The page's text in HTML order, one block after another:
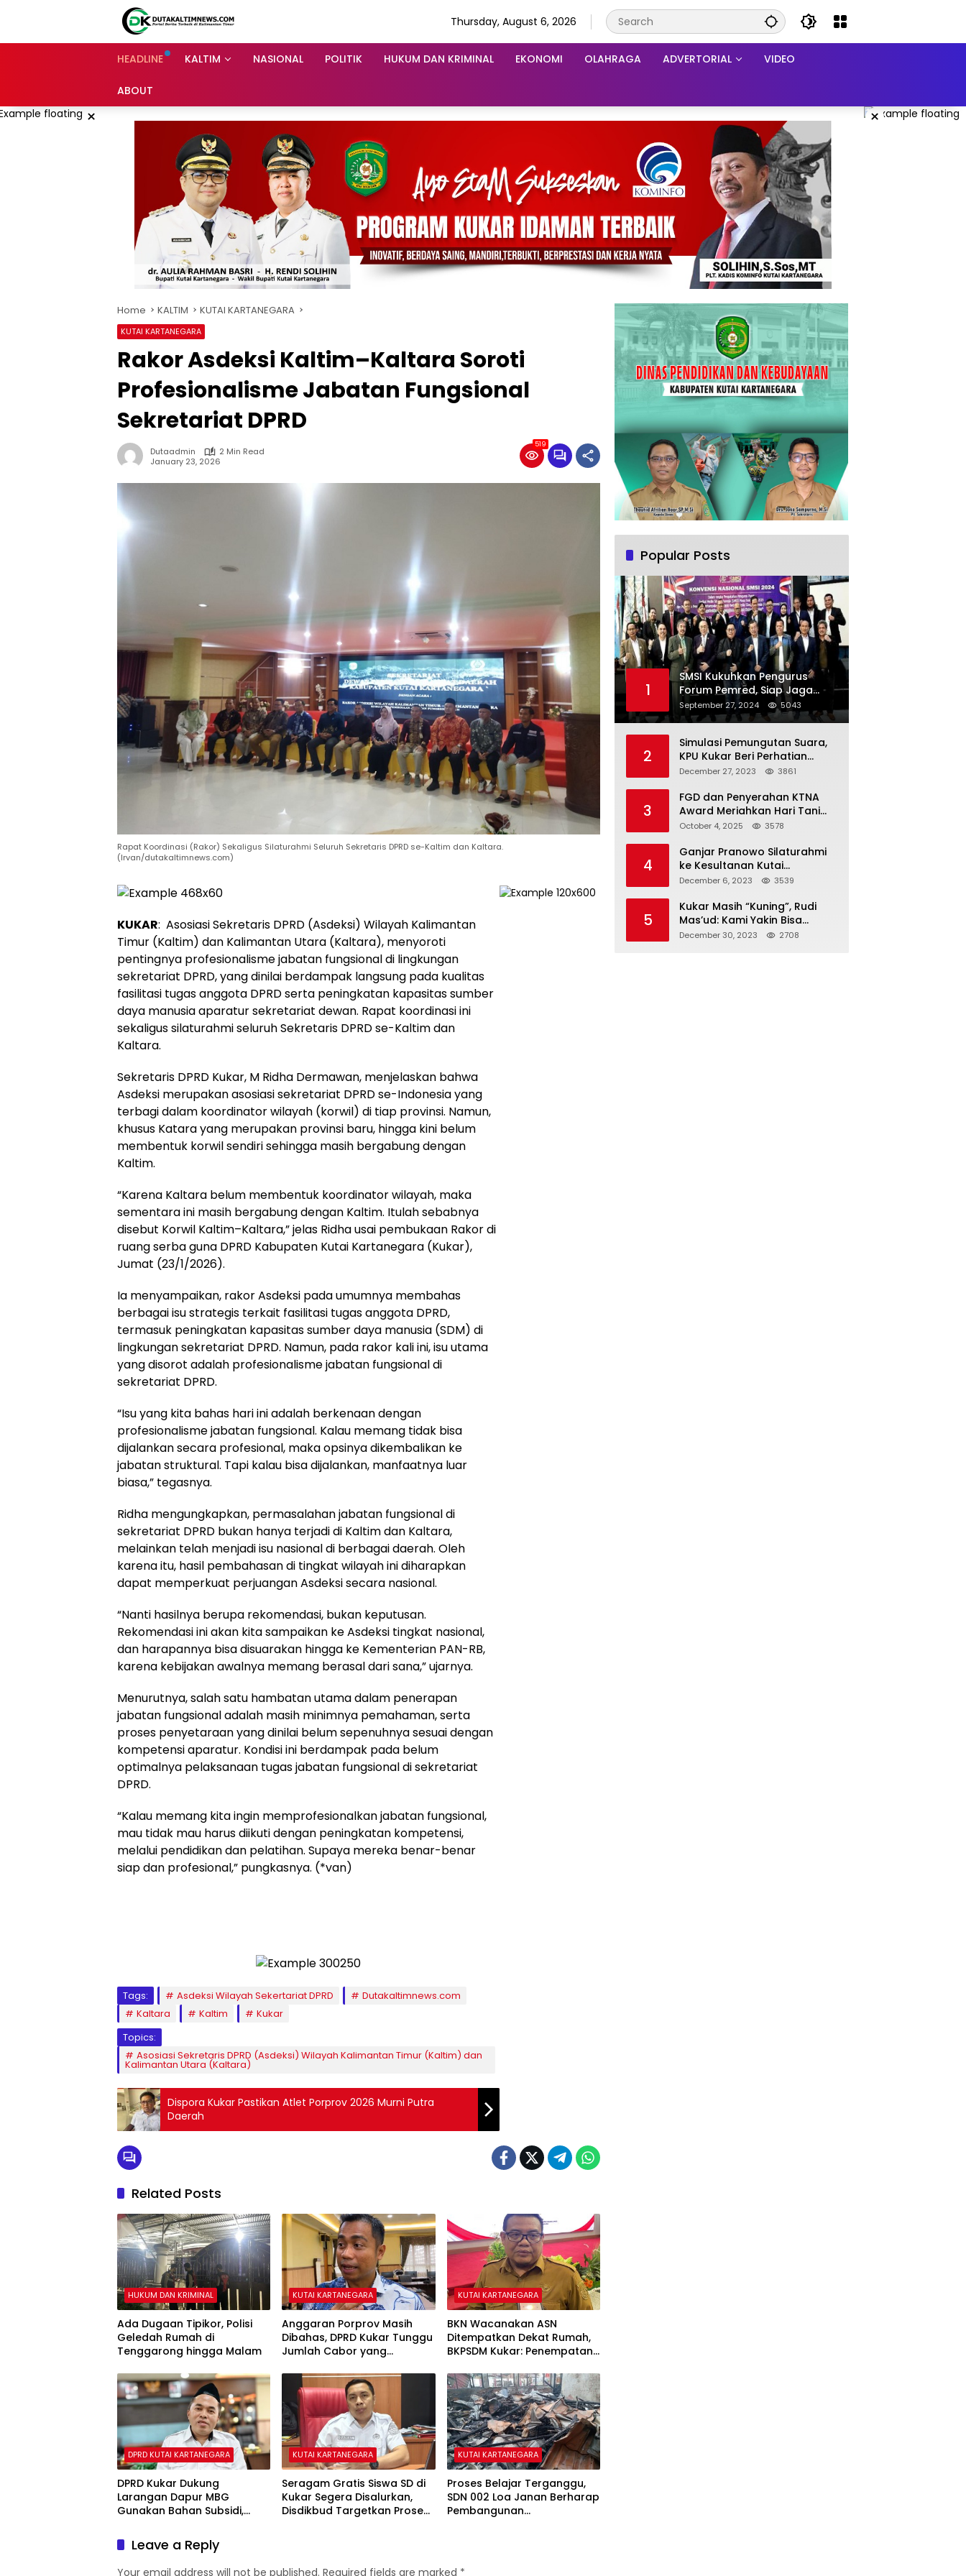
Thursday, August 6, 2026
HEADLINE KALTIM NASIONAL POLITIK HUKUM DAN KRIMINAL EKONOMI OLAHRAGA ADVERTORIAL VIDEO
ABOUT
× ×
Home KALTIM KUTAI KARTANEGARA
KUTAI KARTANEGARA
Rakor Asdeksi Kaltim–Kaltara Soroti
Profesionalisme Jabatan Fungsional
Sekretariat DPRD
Dutaadmin
2 Min Read
January 23, 2026
519
Rapat Koordinasi (Rakor) Sekaligus Silaturahmi Seluruh Sekretaris DPRD se-Kaltim dan Kaltara.
(Irvan/dutakaltimnews.com)
KUKAR: Asosiasi Sekretaris DPRD (Asdeksi) Wilayah Kalimantan
Timur (Kaltim) dan Kalimantan Utara (Kaltara), menyoroti
pentingnya profesionalisme jabatan fungsional di lingkungan
sekretariat DPRD, yang dinilai berdampak langsung pada kualitas
fasilitasi tugas anggota DPRD serta peningkatan kapasitas sumber
daya manusia aparatur sekretariat dewan. Rapat koordinasi ini
sekaligus silaturahmi seluruh Sekretaris DPRD se-Kaltim dan
Kaltara.
Sekretaris DPRD Kukar, M Ridha Dermawan, menjelaskan bahwa
Asdeksi merupakan asosiasi sekretariat DPRD se-Indonesia yang
terbagi dalam koordinator wilayah (korwil) di tiap provinsi. Namun,
khusus Katara yang merupakan provinsi baru, hingga kini belum
membentuk korwil sendiri sehingga masih bergabung dengan
Kaltim.
“Karena Kaltara belum membentuk koordinator wilayah, maka
sementara ini masih bergabung dengan Kaltim. Itulah sebabnya
disebut Korwil Kaltim–Kaltara,” jelas Ridha usai pembukaan Rakor di
ruang serba guna DPRD Kabupaten Kutai Kartanegara (Kukar),
Jumat (23/1/2026).
Ia menyampaikan, rakor Asdeksi pada umumnya membahas
berbagai isu strategis terkait fasilitasi tugas anggota DPRD,
termasuk peningkatan kapasitas sumber daya manusia (SDM) di
lingkungan sekretariat DPRD. Namun, pada rakor kali ini, isu utama
yang disorot adalah profesionalisme jabatan fungsional di
sekretariat DPRD.
“Isu yang kita bahas hari ini adalah berkenaan dengan
profesionalisme jabatan fungsional. Kalau memang tidak bisa
dijalankan secara profesional, maka opsinya dikembalikan ke
jabatan struktural. Tapi kalau bisa dijalankan, manfaatnya luar
biasa,” tegasnya.
Ridha mengungkapkan, permasalahan jabatan fungsional di
sekretariat DPRD bukan hanya terjadi di Kaltim dan Kaltara,
melainkan telah menjadi isu nasional di berbagai daerah. Oleh
karena itu, hasil pembahasan di tingkat wilayah ini diharapkan
dapat memperkuat perjuangan Asdeksi secara nasional.
“Nanti hasilnya berupa rekomendasi, bukan keputusan.
Rekomendasi ini akan kita sampaikan ke Asdeksi tingkat nasional,
dan harapannya bisa disuarakan hingga ke Kementerian PAN-RB,
karena kebijakan awalnya memang berasal dari sana,” ujarnya.
Menurutnya, salah satu hambatan utama dalam penerapan
jabatan fungsional adalah masih minimnya pemahaman, serta
proses penyetaraan yang dinilai belum sepenuhnya sesuai dengan
kompetensi aparatur. Kondisi ini berdampak pada belum
optimalnya pelaksanaan tugas jabatan fungsional di sekretariat
DPRD.
“Kalau memang kita ingin memprofesionalkan jabatan fungsional,
mau tidak mau harus diikuti dengan peningkatan kompetensi,
melalui pendidikan dan pelatihan. Supaya mereka benar-benar
siap dan profesional,” pungkasnya. (*van)
Tags: Asdeksi Wilayah Sekertariat DPRD
Dutakaltimnews.com
Kaltara
Kaltim
Kukar
Topics:
Asosiasi Sekretaris DPRD (Asdeksi) Wilayah Kalimantan Timur (Kaltim) dan
Kalimantan Utara (Kaltara)
Dispora Kukar Pastikan Atlet Porprov 2026 Murni Putra
Daerah
Related Posts
HUKUM DAN KRIMINAL
Ada Dugaan Tipikor, Polisi
Geledah Rumah di
Tenggarong hingga Malam
KUTAI KARTANEGARA
Anggaran Porprov Masih
Dibahas, DPRD Kukar Tunggu
Jumlah Cabor yang
KUTAI KARTANEGARA
BKN Wacanakan ASN
Ditempatkan Dekat Rumah,
BKPSDM Kukar: Penempatan
Pelayanan
DPRD KUTAI KARTANEGARA
DPRD Kukar Dukung
Larangan Dapur MBG
Gunakan Bahan Subsidi,
Rampas Hak Masyarakat
KUTAI KARTANEGARA
Seragam Gratis Siswa SD di
Kukar Segera Disalurkan,
Disdikbud Targetkan Proses
KUTAI KARTANEGARA
Proses Belajar Terganggu,
SDN 002 Loa Janan Berharap
Pembangunan
Leave a Reply
Your email address will not be published. Required fields are marked *
Popular Posts
1
SMSI Kukuhkan Pengurus
Forum Pemred, Siap Jaga
Kualitas Media Daring di
Indonesia
September 27, 2024 5043
2
Simulasi Pemungutan Suara,
KPU Kukar Beri Perhatian
Penyandang Disabilitas
December 27, 2023 3861
3
FGD dan Penyerahan KTNA
Award Meriahkan Hari Tani
Nasional di Kukar
October 4, 2025 3578
4
Ganjar Pranowo Silaturahmi
ke Kesultanan Kutai
Kartanegara
December 6, 2023 3539
5
Kukar Masih “Kuning”, Rudi
Mas’ud: Kami Yakin Bisa
Menang di Pemilu 2024
December 30, 2023 2708